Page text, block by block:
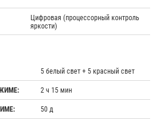
Цифровая (процессорный контроль
яркости)
5 белый свет + 5 красный свет
2 ч 15 мин
50 д